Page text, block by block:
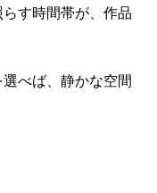
す時間帯が、作品
べば、静かな空間